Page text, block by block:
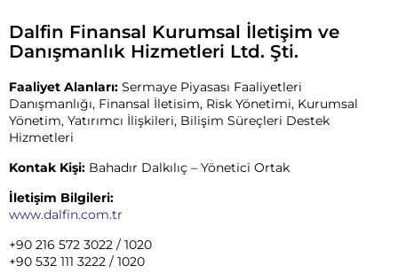
Dalfin Finansal Kurumsal İletişim ve
Danışmanlık Hizmetleri Ltd. Şti.
Faaliyet Alanları: Sermaye Piyasası Faaliyetleri
Danışmanlığı, Finansal İletisim, Risk Yönetimi, Kurumsal
Yönetim, Yatırımcı İlişkileri, Bilişim Süreçleri Destek
Hizmetleri
Kontak Kişi: Bahadır Dalkılıç – Yönetici Ortak
İletişim Bilgileri:
www.dalfin.com.tr
+90 216 572 3022 / 1020
+90 532 111 3222 / 1020